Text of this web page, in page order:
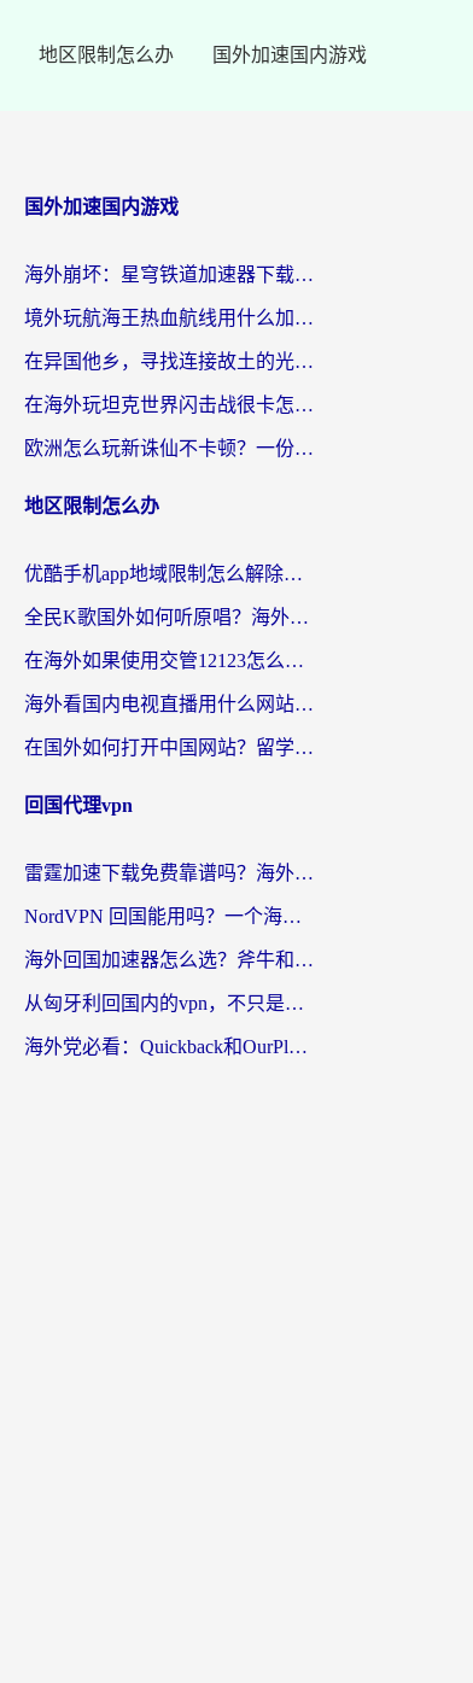
地区限制怎么办 国外加速国内游戏
国外加速国内游戏
海外崩坏：星穹铁道加速器下载安装：一份给游子的终极网络指南
境外玩航海王热血航线用什么加速器？2026海外玩家实测最优方案（附欧洲问道堡垒前线加速技巧）
在异国他乡，寻找连接故土的光明大陆免费加速器
在海外玩坦克世界闪击战很卡怎么办？老玩家亲测有效的加速器选择指南
欧洲怎么玩新诛仙不卡顿？一份给海外游子的国服游戏畅玩指南
地区限制怎么办
优酷手机app地域限制怎么解除？海外党亲测有效的追剧方案
全民K歌国外如何听原唱？海外党亲测有效的回国加速器选择指南
在海外如果使用交管12123怎么处理？留学生亲测有效的回国加速方案
海外看国内电视直播用什么网站比较好？一篇解决你所有追剧难题的实用指南
在国外如何打开中国网站？留学生与海外华人的无缝访问指南
回国代理vpn
雷霆加速下载免费靠谱吗？海外党选回国加速器的避坑指南（附热门工具对比）
NordVPN 回国能用吗？一个海外用户必须面对的真实困境
海外回国加速器怎么选？斧牛和海龟哪个好？一篇帮你避开坑的实用指南
从匈牙利回国内的vpn，不只是为了刷剧那么简单
海外党必看：Quickback和OurPlay好用吗？3分钟选对回国加速器，无缝刷剧玩游戏